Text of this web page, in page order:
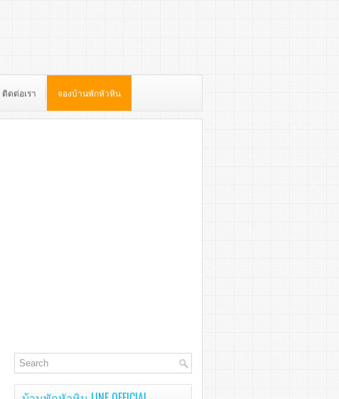
ติดต่อเรา จองบ้านพักหัวหิน